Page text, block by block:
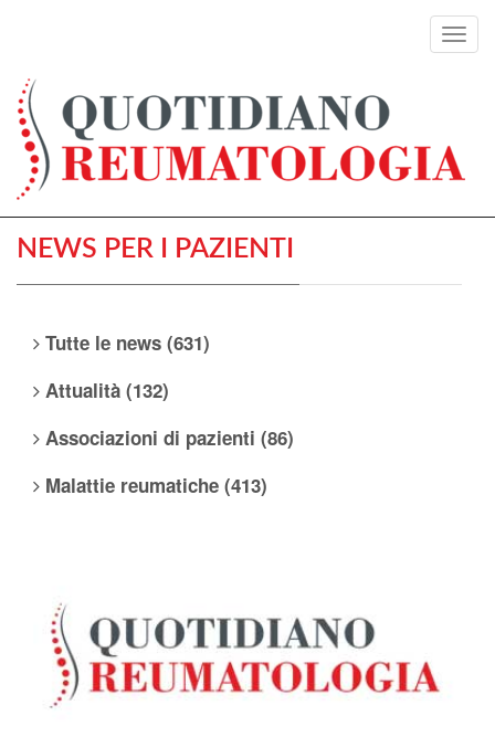
NEWS PER I PAZIENTI
Tutte le news (631)
Attualità (132)
Associazioni di pazienti (86)
Malattie reumatiche (413)